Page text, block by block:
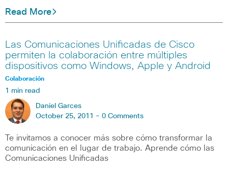
Read More
Las Comunicaciones Unificadas de Cisco
permiten la colaboración entre múltiples
dispositivos como Windows, Apple y Android
Colaboración
1 min read
Daniel Garces
October 25, 2011 - 0 Comments
Te invitamos a conocer más sobre cómo transformar la
comunicación en el lugar de trabajo. Aprende cómo las
Comunicaciones Unificadas